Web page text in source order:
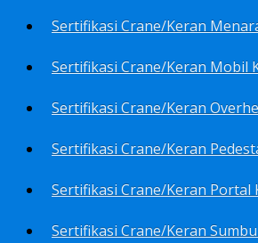
Sertifikasi Crane/Keran
Sertifikasi Crane/Keran Mobil
Sertifikasi Crane/Keran
Sertifikasi Crane/Keran
Sertifikasi Crane/Keran Portal